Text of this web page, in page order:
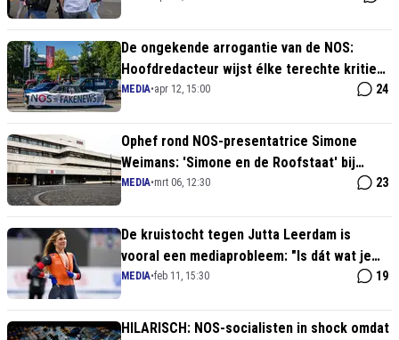
De ongekende arrogantie van de NOS:
Hoofdredacteur wijst élke terechte kritiek
af als 'verdachtmaking'
MEDIA•apr 12, 15:00 24
Ophef rond NOS-presentatrice Simone
Weimans: 'Simone en de Roofstaat' bij
Omroep ZWART bewijst NOS-bias
MEDIA•mrt 06, 12:30 23
De kruistocht tegen Jutta Leerdam is
vooral een mediaprobleem: "Is dát wat je
kiest als duiding!?"
MEDIA•feb 11, 15:30 19
HILARISCH: NOS-socialisten in shock omdat